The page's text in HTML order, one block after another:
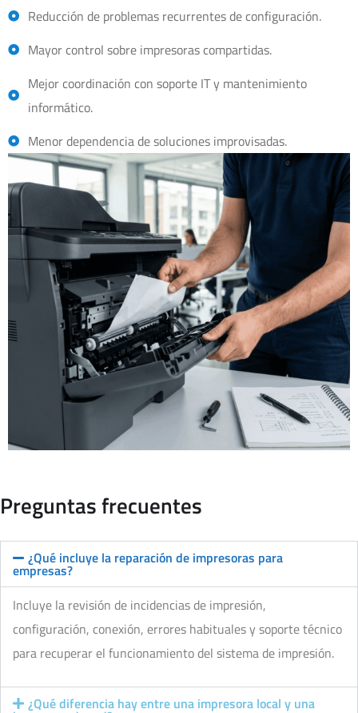
Reducción de problemas recurrentes de configuración.
Mayor control sobre impresoras compartidas.
Mejor coordinación con soporte IT y mantenimiento
informático.
Menor dependencia de soluciones improvisadas.
Preguntas frecuentes
¿Qué incluye la reparación de impresoras para
empresas?
Incluye la revisión de incidencias de impresión,
configuración, conexión, errores habituales y soporte técnico
para recuperar el funcionamiento del sistema de impresión.
¿Qué diferencia hay entre una impresora local y una